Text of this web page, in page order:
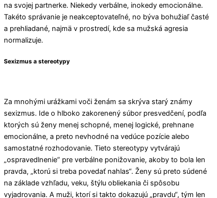
na svojej partnerke. Niekedy verbálne, inokedy emocionálne.
Takéto správanie je neakceptovateľné, no býva bohužiaľ časté
a prehliadané, najmä v prostredí, kde sa mužská agresia
normalizuje.
Sexizmus a stereotypy
Za mnohými urážkami voči ženám sa skrýva starý známy
sexizmus. Ide o hlboko zakorenený súbor presvedčení, podľa
ktorých sú ženy menej schopné, menej logické, prehnane
emocionálne, a preto nevhodné na vedúce pozície alebo
samostatné rozhodovanie. Tieto stereotypy vytvárajú
„ospravedlnenie“ pre verbálne ponižovanie, akoby to bola len
pravda, „ktorú si treba povedať nahlas“. Ženy sú preto súdené
na základe vzhľadu, veku, štýlu obliekania či spôsobu
vyjadrovania. A muži, ktorí si takto dokazujú „pravdu“, tým len